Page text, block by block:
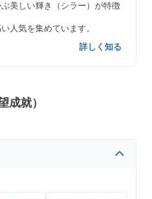
美しい輝き（シラー）が特徴
人気を集めています。
詳しく知る
成就）